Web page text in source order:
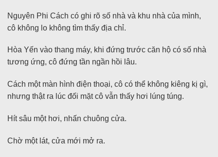
Nguyên Phi Cách có ghi rõ số nhà và khu nhà của mình,
cô không lo không tìm thấy địa chỉ.
Hòa Yến vào thang máy, khi đứng trước căn hộ có số nhà
tương ứng, cô đứng tần ngần hồi lâu.
Cách một màn hình điện thoại, cô có thể không kiêng kị gì,
nhưng thật ra lúc đối mặt cô vẫn thấy hơi lúng túng.
Hít sâu một hơi, nhấn chuông cửa.
Chờ một lát, cửa mới mở ra.